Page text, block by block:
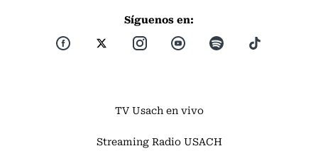
Síguenos en:
TV Usach en vivo
Streaming Radio USACH